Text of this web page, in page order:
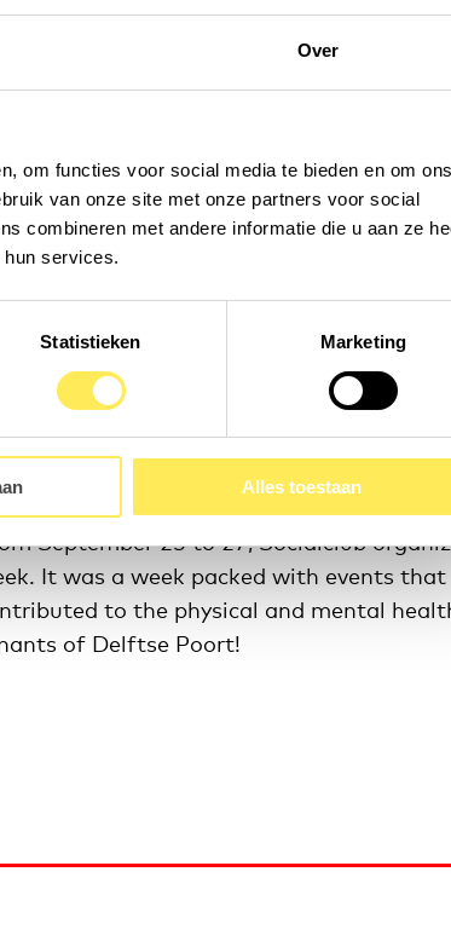
Over
om functies voor social media te bieden en om ons
van onze site met onze partners voor social
combineren met andere informatie die u aan ze
services.
Statistieken Marketing
Alles toestaan
September 23 to 27, Socialclub
It was a week packed with events that
to the physical and mental
of Delftse Poort!